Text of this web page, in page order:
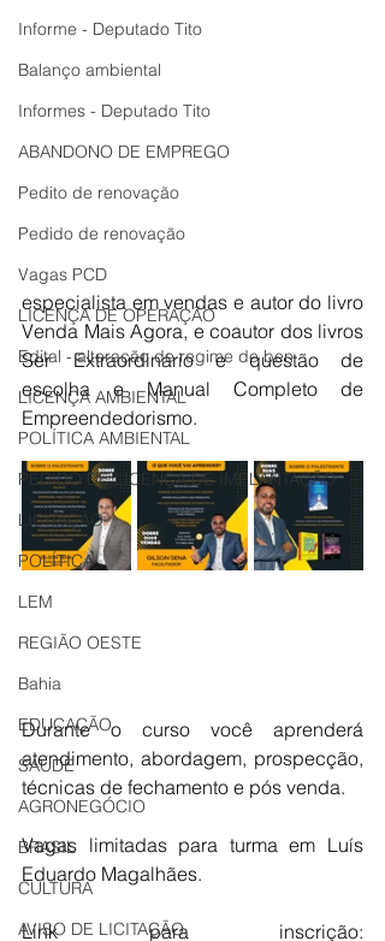
Informe - Deputado Tito
Balanço ambiental
Informes - Deputado Tito
ABANDONO DE EMPREGO
Pedito de renovação
Pedido de renovação
Vagas PCD
LICENÇA DE OPERAÇÃO
Edital - alteração de regime de ben
LICENÇA AMBIENTAL
POLÍTICA AMBIENTAL
PEDIDO DE LICENÇA DE IMPLANTAÇÃO
LICITAÇÃO
POLÍTICA
LEM
REGIÃO OESTE
Bahia
EDUCAÇÃO
SAÚDE
AGRONEGÓCIO
BRASIL
CULTURA
AVISO DE LICITAÇÃO
especialista em vendas e autor do livro
Venda Mais Agora, e coautor dos livros
Ser Extraordinário e questão de
escolha e Manual Completo de
Empreendedorismo.
Durante o curso você aprenderá
atendimento, abordagem, prospecção,
técnicas de fechamento e pós venda.
Vagas limitadas para turma em Luís
Eduardo Magalhães.